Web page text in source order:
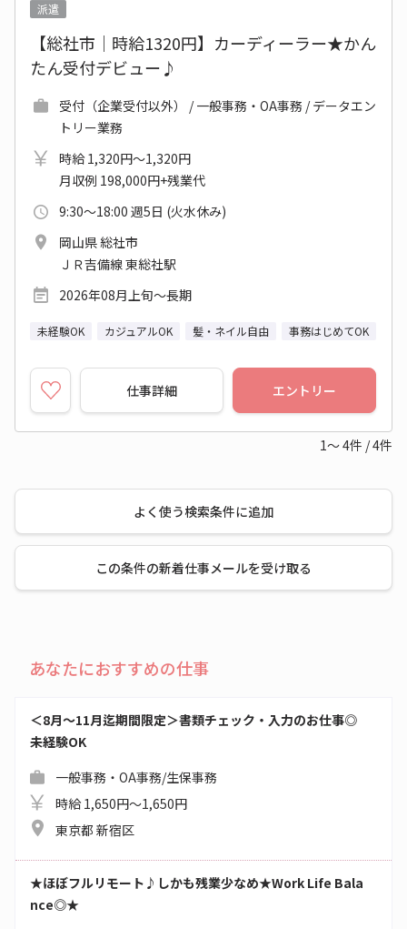
派遣
【総社市｜時給1320円】カーディーラー★かん
たん受付デビュー♪
受付（企業受付以外） / 一般事務・OA事務 / データエン
トリー業務
時給 1,320円～1,320円
月収例 198,000円+残業代
9:30～18:00 週5日 (火水休み)
岡山県 総社市
ＪＲ吉備線 東総社駅
2026年08月上旬～長期
未経験OK カジュアルOK 髪・ネイル自由 事務はじめてOK
仕事詳細 エントリー
1～4件 /4件
よく使う検索条件に追加
この条件の新着仕事メールを受け取る
あなたにおすすめの仕事
＜8月～11月迄期間限定＞書類チェック・入力のお仕事◎
未経験OK
一般事務・OA事務/生保事務
時給 1,650円～1,650円
東京都 新宿区
★ほぼフルリモート♪しかも残業少なめ★Work Life Bala
nce◎★